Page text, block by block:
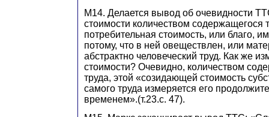
М14. Делается вывод об очевидности
стоимости количеством содержащегося
потребительная стоимость, или благо,
потому, что в ней овеществлен, или
абстрактно человеческий труд. Как же
стоимости? Очевидно, количеством
труда, этой «созидающей стоимость
самого труда измеряется его
временем».(т.23.с. 47).